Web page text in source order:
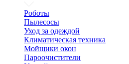
Роботы
Пылесосы
Уход за одеждой
Климатическая техника
Мойщики окон
Пароочистители